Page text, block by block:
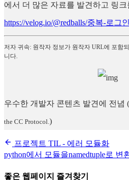
에서 더 많은 자료를 발견하고 링
https://velog.io/@redballs/중복-로그
저자 귀속: 원작자 정보가 원작자 URL에 포함
니다.
우수한 개발자 콘텐츠 발견에 전념 (
the CC Protocol.)
프로젝트 TIL - 에러 모듈화
python에서 모듈을namedtuple로 변
좋은 웹페이지 즐겨찾기